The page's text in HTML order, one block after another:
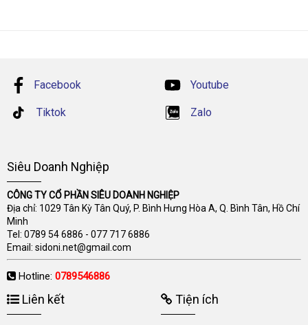
Facebook Youtube
Tiktok Zalo
Siêu Doanh Nghiệp
CÔNG TY CỔ PHẦN SIÊU DOANH NGHIỆP
Địa chỉ: 1029 Tân Kỳ Tân Quý, P. Bình Hưng Hòa A, Q. Bình Tân, Hồ Chí
Minh
Tel: 0789 54 6886 - 077 717 6886
Email: sidoni.net@gmail.com
Hotline: 0789546886
Liên kết Tiện ích